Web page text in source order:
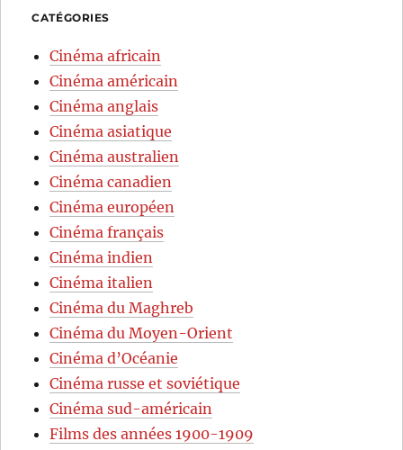
CATÉGORIES
Cinéma africain
Cinéma américain
Cinéma anglais
Cinéma asiatique
Cinéma australien
Cinéma canadien
Cinéma européen
Cinéma français
Cinéma indien
Cinéma italien
Cinéma du Maghreb
Cinéma du Moyen-Orient
Cinéma d’Océanie
Cinéma russe et soviétique
Cinéma sud-américain
Films des années 1900-1909